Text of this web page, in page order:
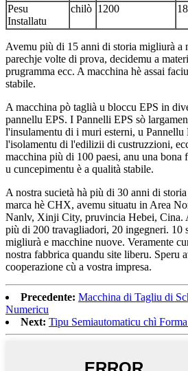
Pesu
Installatu
chilò 1200
Avemu più di 15 anni di storia migliurà a
parechje volte di prova, decidemu a
prugramma ecc. A macchina hè assai
stabile.
A macchina pò taglià u bloccu EPS in
pannellu EPS. I Pannelli EPS sò
l'insulamentu di i muri esterni, u Pannellu
l'isolamentu di l'edilizii di custruzzioni,
macchina più di 100 paesi, anu una bona
u cuncepimentu è a qualità stabile.
A nostra sucietà hà più di 30 anni di
marca hè CHX, avemu situatu in Area
Nanlv, Xinji City, pruvincia Hebei, Cina.
più di 200 travagliadori, 20 ingegneri. 10
migliurà e macchine nuove. Veramente
nostra fabbrica quandu site liberu. Speru
cooperazione cù a vostra impresa.
Precedente: Macchina di Tagliu di
Numericu
Next: Tipu Semiautomaticu chì